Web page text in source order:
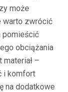
może
warto zwrócić
pomieścić
obciążania
–
i komfort
na dodatkowe